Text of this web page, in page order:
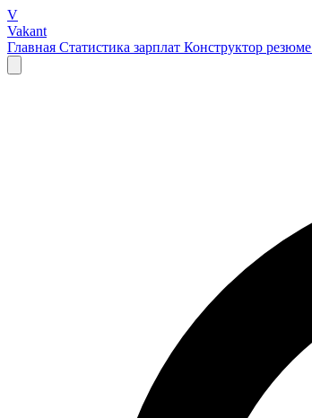
V
Vakant
Главная Статистика зарплат Конструктор резюме